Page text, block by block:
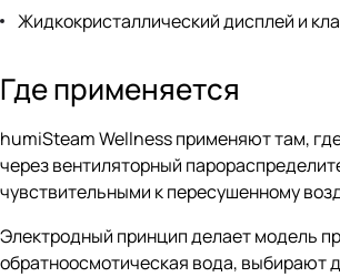
Жидкокристаллический дисплей и
Где применяется
humiSteam Wellness применяют там,
через вентиляторный
чувствительными к пересушенному
Электродный принцип делает модель
обратноосмотическая вода, выбирают